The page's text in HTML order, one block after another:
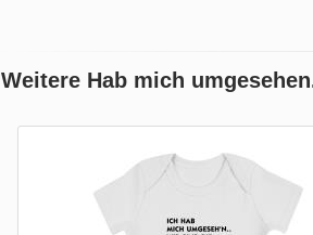
Weitere Hab mich